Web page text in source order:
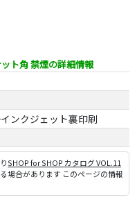
ト角 禁煙の詳細情報
ンクジェット裏印刷
SHOP for SHOP カタログ VOL.11
場合があります このページの情報